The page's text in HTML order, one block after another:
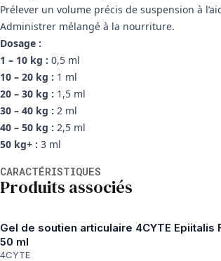
Prélever un volume précis de suspension à
Administrer mélangé à la nourriture.
Dosage :
1 – 10 kg : 0,5 ml
10 – 20 kg : 1 ml
20 – 30 kg : 1,5 ml
30 – 40 kg : 2 ml
40 – 50 kg : 2,5 ml
50 kg+ : 3 ml
CARACTÉRISTIQUES
Produits associés
Gel de soutien articulaire 4CYTE Epiitalis
50 ml
4CYTE